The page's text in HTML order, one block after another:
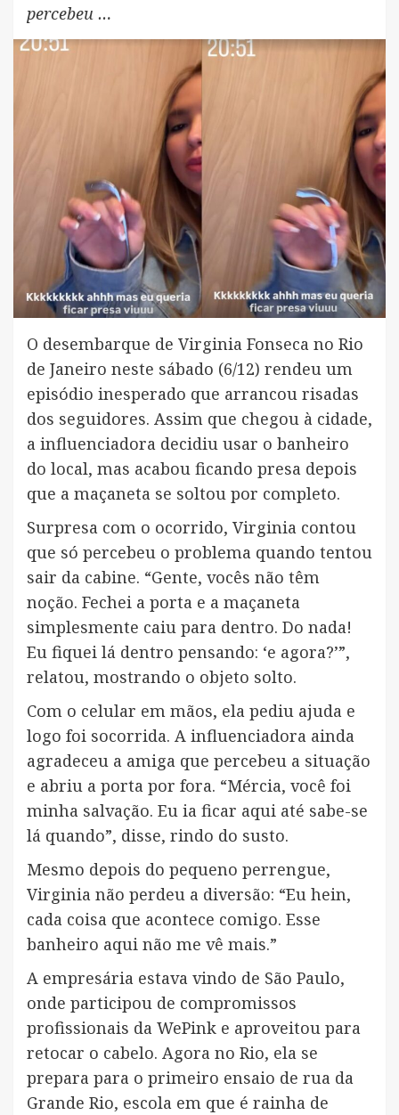
percebeu …
O desembarque de Virginia Fonseca no Rio
de Janeiro neste sábado (6/12) rendeu um
episódio inesperado que arrancou risadas
dos seguidores. Assim que chegou à cidade,
a influenciadora decidiu usar o banheiro
do local, mas acabou ficando presa depois
que a maçaneta se soltou por completo.
Surpresa com o ocorrido, Virginia contou
que só percebeu o problema quando tentou
sair da cabine. “Gente, vocês não têm
noção. Fechei a porta e a maçaneta
simplesmente caiu para dentro. Do nada!
Eu fiquei lá dentro pensando: ‘e agora?’”,
relatou, mostrando o objeto solto.
Com o celular em mãos, ela pediu ajuda e
logo foi socorrida. A influenciadora ainda
agradeceu a amiga que percebeu a situação
e abriu a porta por fora. “Mércia, você foi
minha salvação. Eu ia ficar aqui até sabe-se
lá quando”, disse, rindo do susto.
Mesmo depois do pequeno perrengue,
Virginia não perdeu a diversão: “Eu hein,
cada coisa que acontece comigo. Esse
banheiro aqui não me vê mais.”
A empresária estava vindo de São Paulo,
onde participou de compromissos
profissionais da WePink e aproveitou para
retocar o cabelo. Agora no Rio, ela se
prepara para o primeiro ensaio de rua da
Grande Rio, escola em que é rainha de